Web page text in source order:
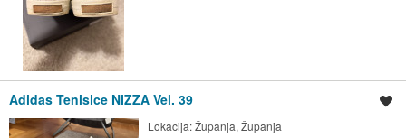
Adidas Tenisice NIZZA Vel. 39
Lokacija:Županja, Županja